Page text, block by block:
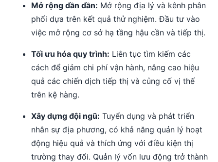
Mở rộng dần dần: Mở rộng địa lý và kênh phân
phối dựa trên kết quả thử nghiệm. Đầu tư vào
việc mở rộng cơ sở hạ tầng hậu cần và tiếp thị.
Tối ưu hóa quy trình: Liên tục tìm kiếm các
cách để giảm chi phí vận hành, nâng cao hiệu
quả các chiến dịch tiếp thị và củng cố vị thế
trên kệ hàng.
Xây dựng đội ngũ: Tuyển dụng và phát triển
nhân sự địa phương, có khả năng quản lý hoạt
động hiệu quả và thích ứng với điều kiện thị
trường thay đổi. Quản lý vốn lưu động trở thành